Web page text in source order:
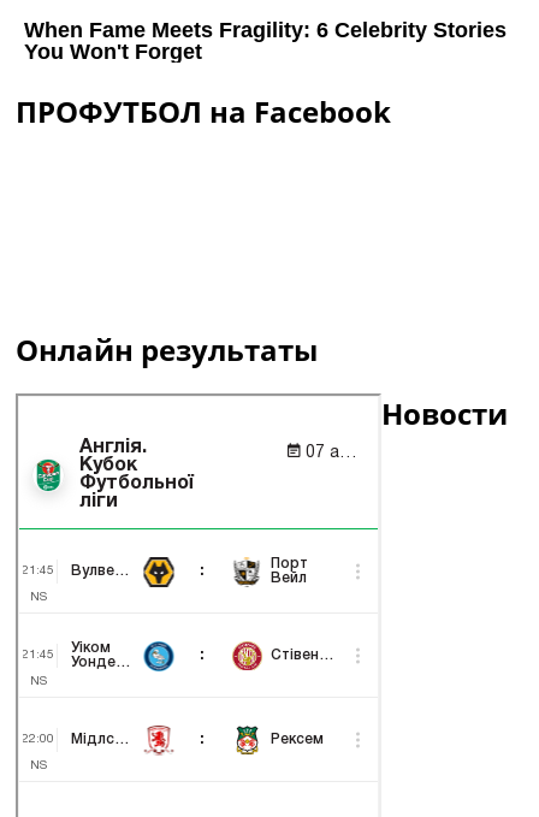
ПРОФУТБОЛ на Facebook
Онлайн результаты
Новости